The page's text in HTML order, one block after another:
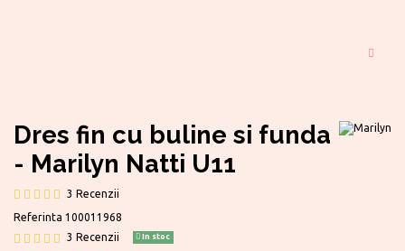
Dres fin cu buline si funda
- Marilyn Natti U11
3 Recenzii
Referinta 100011968
3 Recenzii
In stoc